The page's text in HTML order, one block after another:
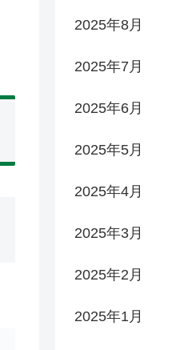
2025年8月
2025年7月
2025年6月
2025年5月
2025年4月
2025年3月
2025年2月
2025年1月